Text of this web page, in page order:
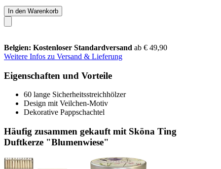
In den Warenkorb
Belgien: Kostenloser Standardversand ab € 49,90
Weitere Infos zu Versand & Lieferung
Eigenschaften und Vorteile
60 lange Sicherheitsstreichhölzer
Design mit Veilchen-Motiv
Dekorative Pappschachtel
Häufig zusammen gekauft mit Sköna Ting
Duftkerze "Blumenwiese"